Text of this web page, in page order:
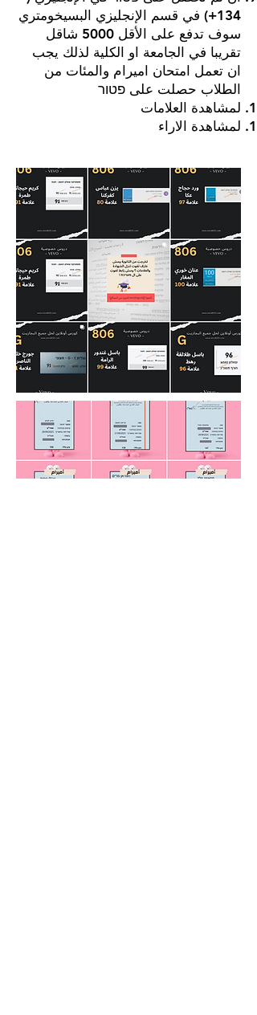
134+) في قسم الإنجليزي البسيخومتري
سوف تدفع على الأقل 5000 شاقل
تقريبا في الجامعة او الكلية لذلك يجب
ان تعمل امتحان اميرام والمئات من
الطلاب حصلت على פטור
لمشاهدة العلامات
لمشاهدة الاراء